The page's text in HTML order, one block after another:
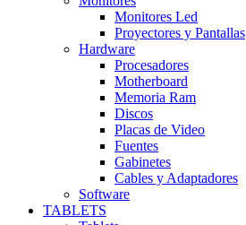
Monitores Led
Proyectores y Pantallas
Hardware
Procesadores
Motherboard
Memoria Ram
Discos
Placas de Video
Fuentes
Gabinetes
Cables y Adaptadores
Software
TABLETS